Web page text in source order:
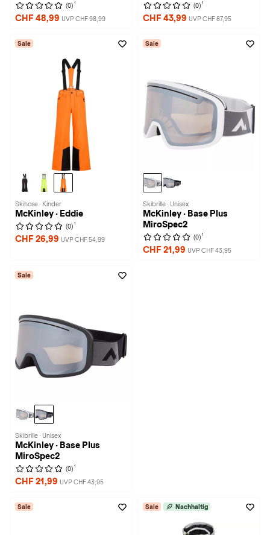
(0) 1
CHF 48,99 UVP CHF 98,99
(0) 1
CHF 43,99 UVP CHF 87,95
Sale
Skihose · Kinder
McKinley · Eddie
(0) 1
CHF 26,99 UVP CHF 54,99
Sale
Skibrille · Unisex
McKinley · Base Plus
MiroSpec2
(0) 1
CHF 21,99 UVP CHF 43,95
Sale
Skibrille · Unisex
McKinley · Base Plus
MiroSpec2
(0) 1
CHF 21,99 UVP CHF 43,95
Sale Sale Nachhaltig